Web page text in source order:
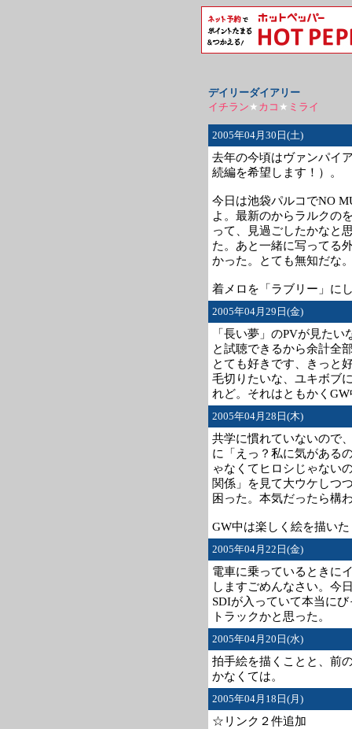
デイリーダイアリー
イチラン★ カコ ★ ミライ
2005年04月30日(土)
去年の今頃はヴァンパイ
続編を希望します！）。
今日は池袋パルコでNO
よ。最新のからラルクの
って、見過ごしたかなと
た。あと一緒に写ってる
かった。とても無知だな
着メロを「ラブリー」に
2005年04月29日(金)
「長い夢」のPVが見た
と試聴できるから余計全
とても好きです、きっと
毛切りたいな、ユキボブ
れど。それはともかく
2005年04月28日(木)
共学に慣れていないので
に「えっ？私に気がある
ゃなくてヒロシじゃない
関係」を見て大ウケしつ
困った。本気だったら構
GW中は楽しく絵を描い
2005年04月22日(金)
電車に乗っているときに
しますごめんなさい。今
SDIが入っていて本当に
トラックかと思った。
2005年04月20日(水)
拍手絵を描くことと、前
かなくては。
2005年04月18日(月)
☆リンク２件追加